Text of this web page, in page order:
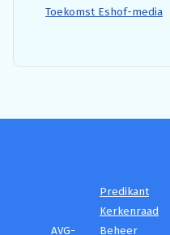
Toekomst Eshof-media
AVG-
Predikant
Kerkenraad
Beheer